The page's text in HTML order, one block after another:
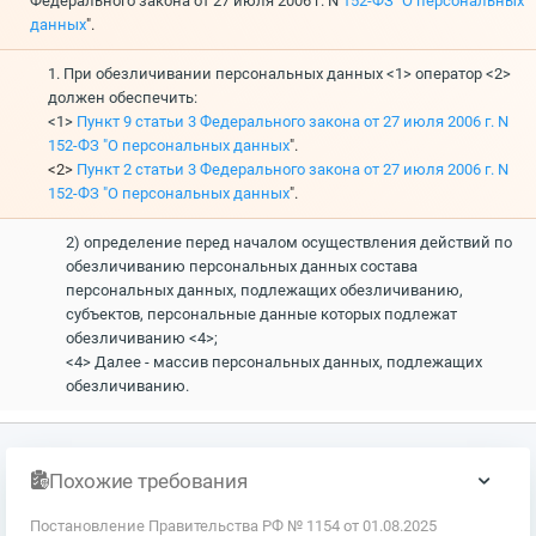
данных".
1. При обезличивании персональных данных <1> оператор <2>
должен обеспечить:
<1> Пункт 9 статьи 3 Федерального закона от 27 июля 2006 г. N
152-ФЗ "О персональных данных".
<2> Пункт 2 статьи 3 Федерального закона от 27 июля 2006 г. N
152-ФЗ "О персональных данных".
2) определение перед началом осуществления действий по
обезличиванию персональных данных состава
персональных данных, подлежащих обезличиванию,
субъектов, персональные данные которых подлежат
обезличиванию <4>;
<4> Далее - массив персональных данных, подлежащих
обезличиванию.
Похожие требования
Постановление Правительства РФ № 1154 от 01.08.2025